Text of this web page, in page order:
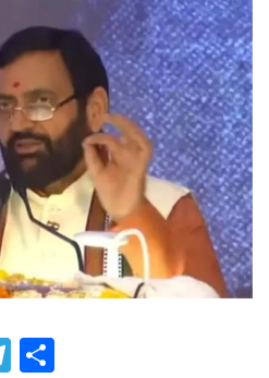
Telegram